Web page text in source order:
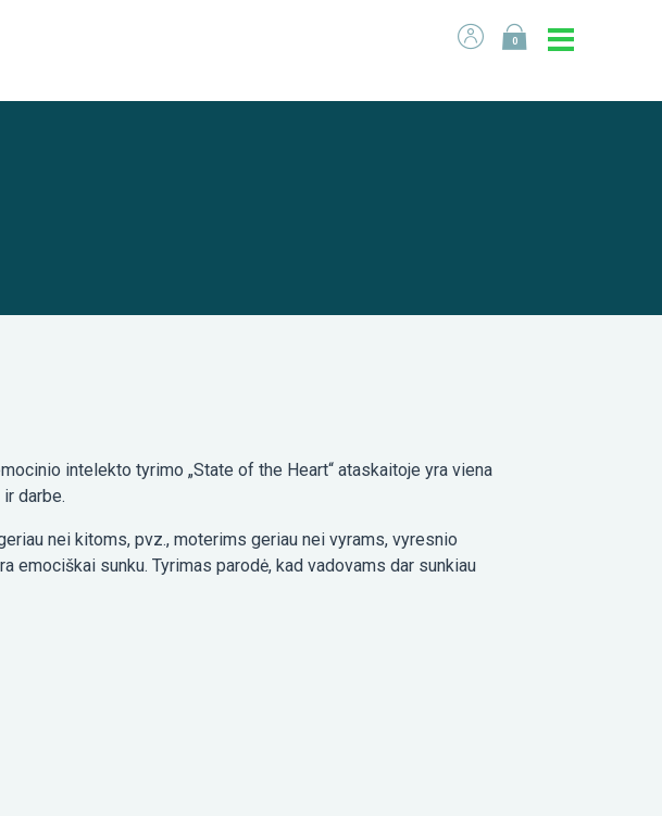
0
intelekto tyrimo „State of the Heart“ ataskaitoje yra viena
darbe.
nei kitoms, pvz., moterims geriau nei vyrams, vyresnio
emociškai sunku. Tyrimas parodė, kad vadovams dar sunkiau